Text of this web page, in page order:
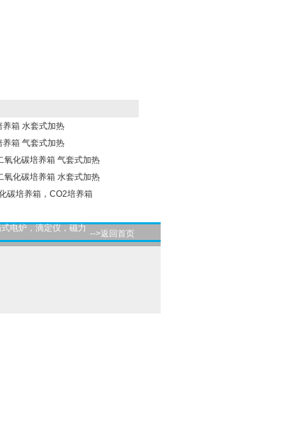
箱 水套式加热
箱 气套式加热
化碳培养箱 气套式加热
化碳培养箱 水套式加热
碳培养箱，CO2培养箱
电炉，滴定仪，磁力
-->返回首页